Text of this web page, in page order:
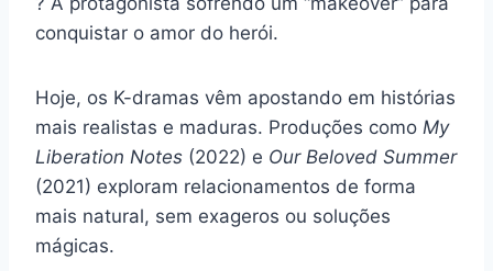
conquistar o amor do herói.
Hoje, os K-dramas vêm apostando em histórias
mais realistas e maduras. Produções como My
Liberation Notes (2022) e Our Beloved Summer
(2021) exploram relacionamentos de forma
mais natural, sem exageros ou soluções
mágicas.